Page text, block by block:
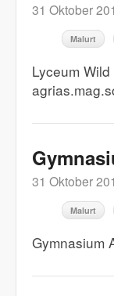
31 Oktober
Malurt
Lyceum
31 Oktober
Malurt
Gymnasium